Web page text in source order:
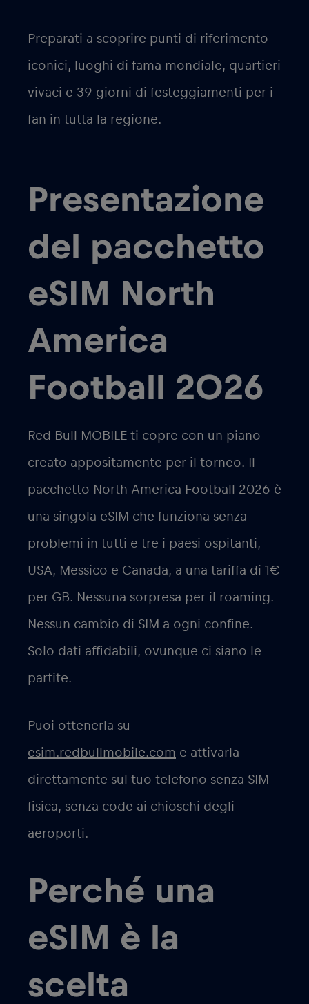
Preparati a scoprire punti di riferimento
iconici, luoghi di fama mondiale, quartieri
vivaci e 39 giorni di festeggiamenti per i
fan in tutta la regione.
Presentazione
del pacchetto
eSIM North
America
Football 2026
Red Bull MOBILE ti copre con un piano
creato appositamente per il torneo. Il
pacchetto North America Football 2026 è
una singola eSIM che funziona senza
problemi in tutti e tre i paesi ospitanti,
USA, Messico e Canada, a una tariffa di 1€
per GB. Nessuna sorpresa per il roaming.
Nessun cambio di SIM a ogni confine.
Solo dati affidabili, ovunque ci siano le
partite.
Puoi ottenerla su
esim.redbullmobile.com e attivarla
direttamente sul tuo telefono senza SIM
fisica, senza code ai chioschi degli
aeroporti.
Perché una
eSIM è la
scelta